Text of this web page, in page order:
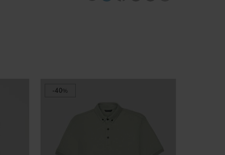
-40%